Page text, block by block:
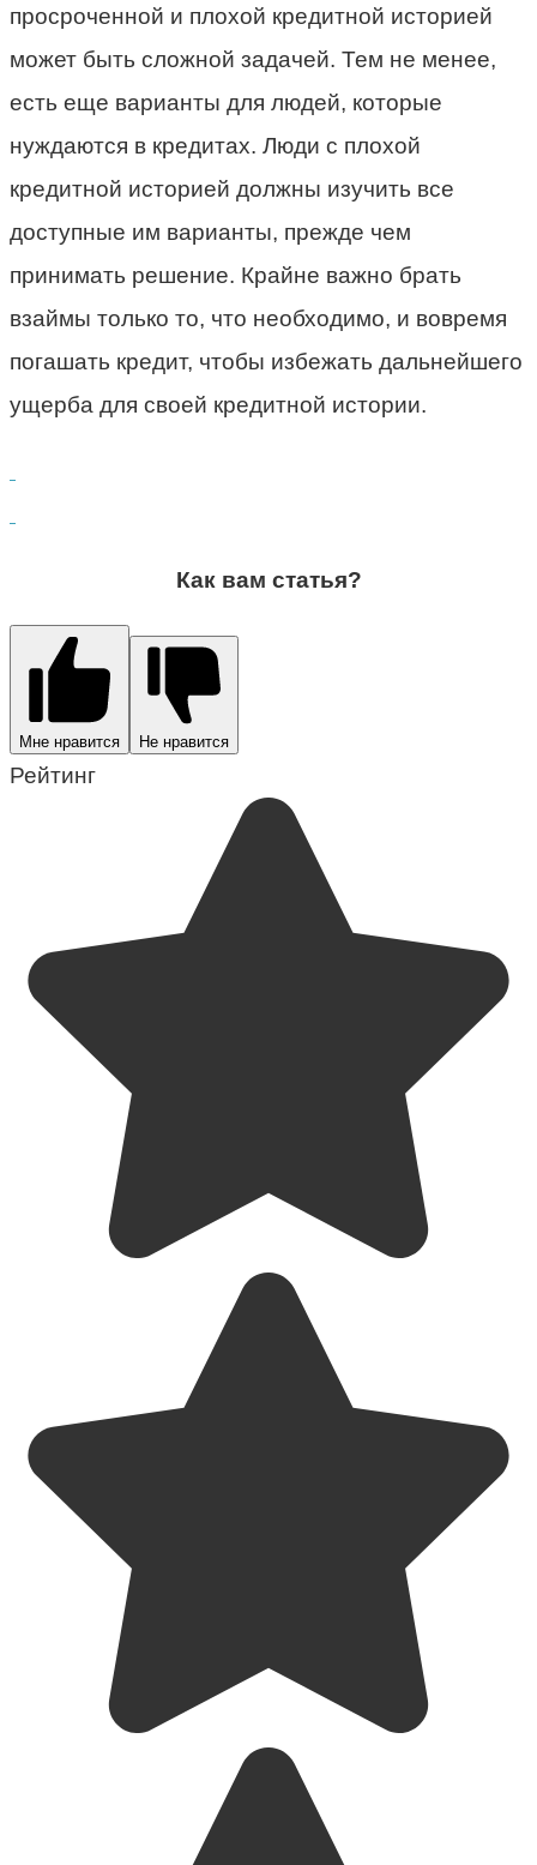
просроченной и плохой кредитной историей
может быть сложной задачей. Тем не менее,
есть еще варианты для людей, которые
нуждаются в кредитах. Люди с плохой
кредитной историей должны изучить все
доступные им варианты, прежде чем
принимать решение. Крайне важно брать
взаймы только то, что необходимо, и вовремя
погашать кредит, чтобы избежать дальнейшего
ущерба для своей кредитной истории.
Как вам статья?
Мне нравится Не нравится
Рейтинг